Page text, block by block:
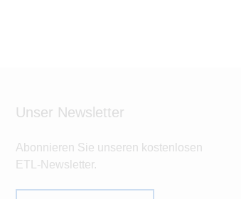
Unser Newsletter
Abonnieren Sie unseren kostenlosen
ETL-Newsletter.